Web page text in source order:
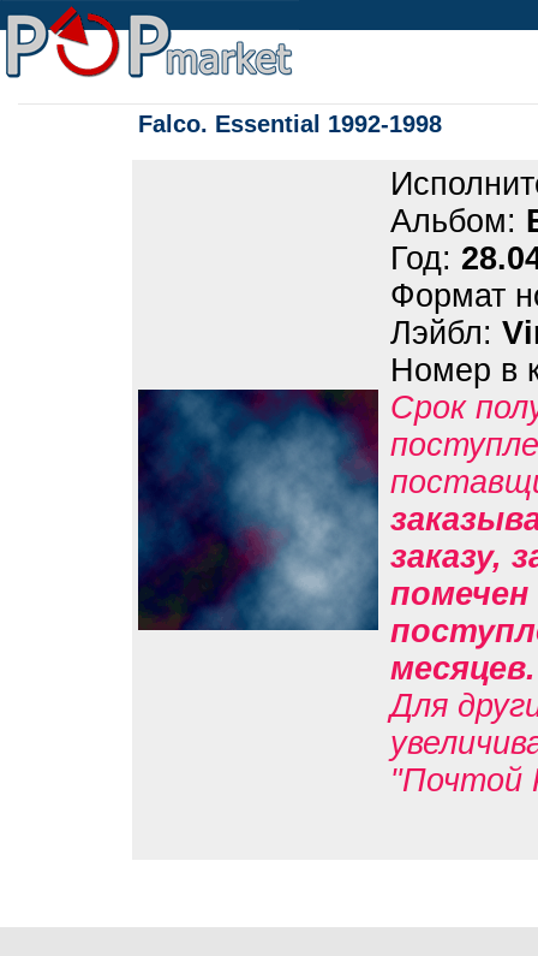
Falco. Essential 1992-1998
Альбом:
Год:
Формат
Лэйбл:
Номер в
Срок
заказу,
помечен
Для
"Почтой